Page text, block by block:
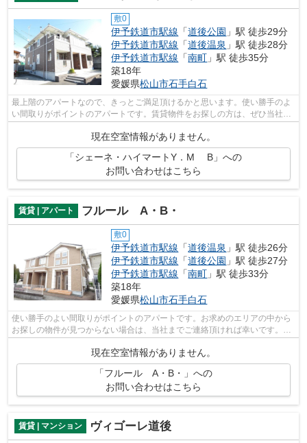
敷0
伊予鉄道市駅線 「道後公園 」駅 徒歩29分
伊予鉄道市駅線 「道後温泉 」駅 徒歩28分
伊予鉄道市駅線 「南町 」駅 徒歩35分
築18年
愛媛県松山市石手白石
最上階のアパートなので、きっとご満足頂けるかと思います。使い勝手のよ
い間取りがポイントのアパートです。賃貸物件をお探しの方は、ぜひ当社に
現在空室情報がありません。
「シェーネ・ハイマートY．M B」への
お問い合わせはこちら
賃貸 | アパート フルール A・B・
敷0
伊予鉄道市駅線 「道後温泉 」駅 徒歩26分
伊予鉄道市駅線 「道後公園 」駅 徒歩27分
伊予鉄道市駅線 「南町 」駅 徒歩33分
築18年
愛媛県松山市石手白石
使い勝手のよい間取りがポイントのアパートです。お求めのエリアの中から
お探しの物件が見つからない場合は、当社までご連絡頂ければ幸いです。ご
希望に適した物件をご提案致します。
現在空室情報がありません。
「フルール A・B・」への
お問い合わせはこちら
賃貸 | マンション ヴィゴーレ道後